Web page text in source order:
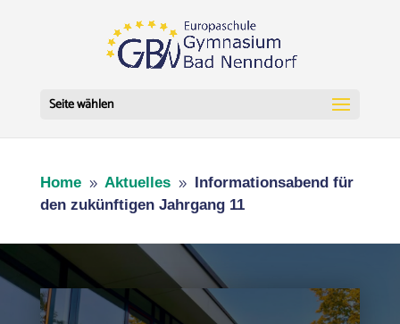
Seite wählen
Home 9 Aktuelles 9 Informationsabend für
den zukünftigen Jahrgang 11